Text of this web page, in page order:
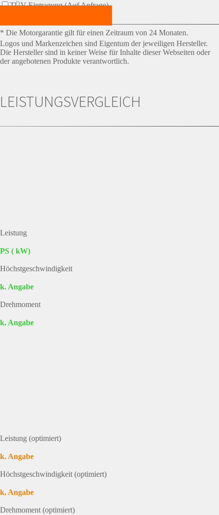
TÜV-Eintragung (Auf Anfrage)
* Die Motorgarantie gilt für einen Zeitraum von 24 Monaten.
Logos und Markenzeichen sind Eigentum der jeweiligen Hersteller.
Die Hersteller sind in keiner Weise für Inhalte dieser Webseiten oder
der angebotenen Produkte verantwortlich.
LEISTUNGSVERGLEICH
Leistung
PS ( kW)
Höchstgeschwindigkeit
k. Angabe
Drehmoment
k. Angabe
Leistung (optimiert)
k. Angabe
Höchstgeschwindigkeit (optimiert)
k. Angabe
Drehmoment (optimiert)